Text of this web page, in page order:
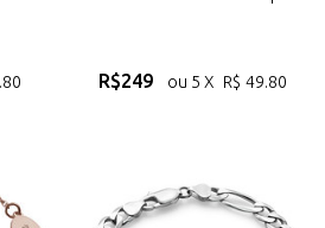
R$249 ou 5 X R$ 49.80